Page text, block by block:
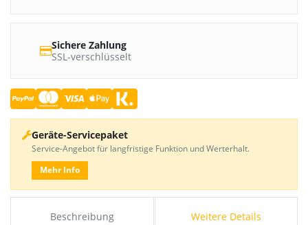
Beschreibung Weitere Details
Sichere Zahlung
SSL-verschlüsselt
Geräte-Servicepaket
Service-Angebot für langfristige Funktion und Werterhalt.
Mehr Info